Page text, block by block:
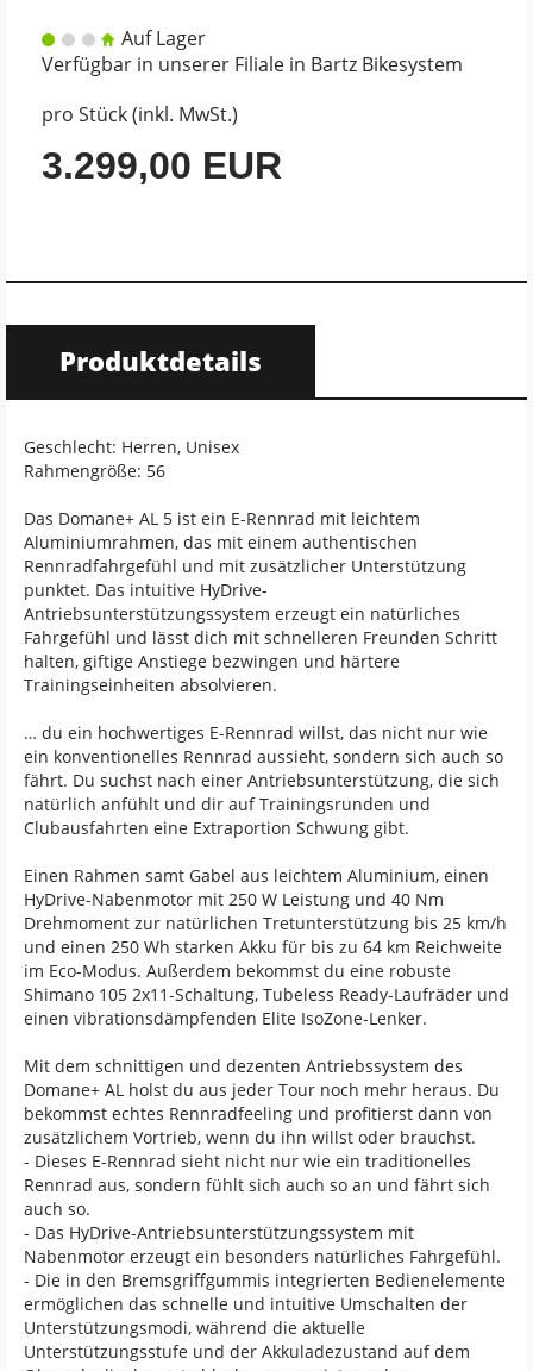
Auf Lager
Verfügbar in unserer Filiale in Bartz Bikesystem
pro Stück (inkl. MwSt.)
3.299,00 EUR
Produktdetails
Geschlecht: Herren, Unisex
Rahmengröße: 56
Das Domane+ AL 5 ist ein E-Rennrad mit leichtem
Aluminiumrahmen, das mit einem authentischen
Rennradfahrgefühl und mit zusätzlicher Unterstützung
punktet. Das intuitive HyDrive-
Antriebsunterstützungssystem erzeugt ein natürliches
Fahrgefühl und lässt dich mit schnelleren Freunden Schritt
halten, giftige Anstiege bezwingen und härtere
Trainingseinheiten absolvieren.
… du ein hochwertiges E-Rennrad willst, das nicht nur wie
ein konventionelles Rennrad aussieht, sondern sich auch so
fährt. Du suchst nach einer Antriebsunterstützung, die sich
natürlich anfühlt und dir auf Trainingsrunden und
Clubausfahrten eine Extraportion Schwung gibt.
Einen Rahmen samt Gabel aus leichtem Aluminium, einen
HyDrive-Nabenmotor mit 250 W Leistung und 40 Nm
Drehmoment zur natürlichen Tretunterstützung bis 25 km/h
und einen 250 Wh starken Akku für bis zu 64 km Reichweite
im Eco-Modus. Außerdem bekommst du eine robuste
Shimano 105 2x11-Schaltung, Tubeless Ready-Laufräder und
einen vibrationsdämpfenden Elite IsoZone-Lenker.
Mit dem schnittigen und dezenten Antriebssystem des
Domane+ AL holst du aus jeder Tour noch mehr heraus. Du
bekommst echtes Rennradfeeling und profitierst dann von
zusätzlichem Vortrieb, wenn du ihn willst oder brauchst.
- Dieses E-Rennrad sieht nicht nur wie ein traditionelles
Rennrad aus, sondern fühlt sich auch so an und fährt sich
auch so.
- Das HyDrive-Antriebsunterstützungssystem mit
Nabenmotor erzeugt ein besonders natürliches Fahrgefühl.
- Die in den Bremsgriffgummis integrierten Bedienelemente
ermöglichen das schnelle und intuitive Umschalten der
Unterstützungsmodi, während die aktuelle
Unterstützungsstufe und der Akkuladezustand auf dem